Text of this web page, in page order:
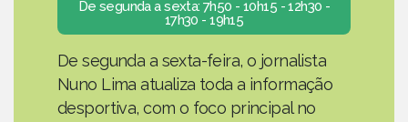
De segunda a sexta: 7h50 - 10h15 - 12h30 -
17h30 - 19h15
De segunda a sexta-feira, o jornalista
Nuno Lima atualiza toda a informação
desportiva, com o foco principal no